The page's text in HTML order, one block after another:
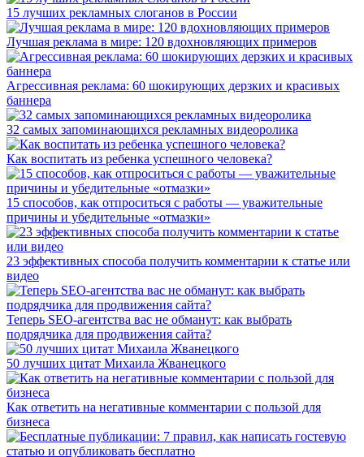
15 лучших рекламных слоганов в России
Лучшая реклама в мире: 120 вдохновляющих примеров
Агрессивная реклама: 60 шокирующих дерзких и красивых
баннера
32 самых запоминающихся рекламных видеоролика
Как воспитать из ребенка успешного человека?
15 способов, как отпроситься с работы — уважительные
причины и убедительные «отмазки»
23 эффективных способа получить комментарии к статье или
видео
Теперь SEO-агентства вас не обманут: как выбрать
подрядчика для продвижения сайта?
50 лучших цитат Михаила Жванецкого
Как ответить на негативные комментарии с пользой для
бизнеса